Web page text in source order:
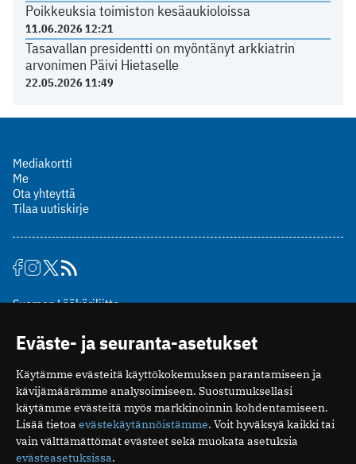
Poikkeuksia toimiston kesäaukioloissa
11.06.2026 12:21
Tasavallan presidentti on myöntänyt arkkiatrin
arvonimen Päivi Hietaselle
22.05.2026 11:49
Mediakortti
Me
Ota yhteyttä
Tilaa uutiskirje
Suomen Lääkäriliitto
00510 Helsinki
puh. (09) 393 091
toimitus@potilaanlaakarilehti.fi
ISSN 2323-9476
Eväste- ja seuranta-asetukset
Käytämme evästeitä käyttökokemuksen parantamiseen ja
kävijämäärämme analysoimiseen. Suostumuksellasi
käytämme evästeitä myös markkinoinnin kohdentamiseen.
Lisää tietoa evästekäytännöistämme. Voit hyväksyä kaikki tai
vain välttämättömät evästeet sekä muokata asetuksia
evästeasetuksissa.